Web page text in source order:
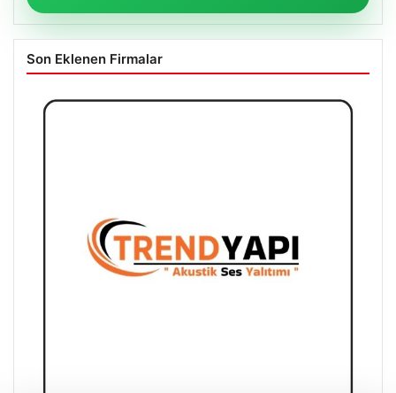
Son Eklenen Firmalar